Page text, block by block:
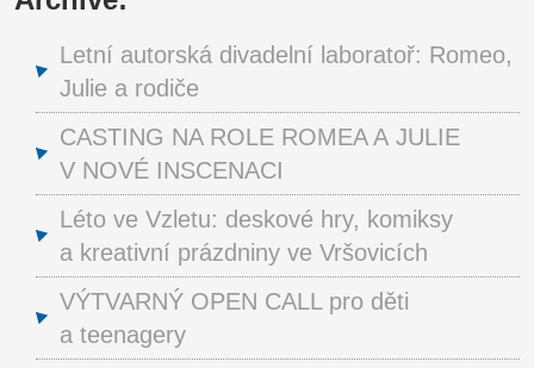
Letní autorská divadelní laboratoř: Romeo,
Julie a rodiče
CASTING NA ROLE ROMEA A JULIE
V NOVÉ INSCENACI
Léto ve Vzletu: deskové hry, komiksy
a kreativní prázdniny ve Vršovicích
VÝTVARNÝ OPEN CALL pro děti
a teenagery